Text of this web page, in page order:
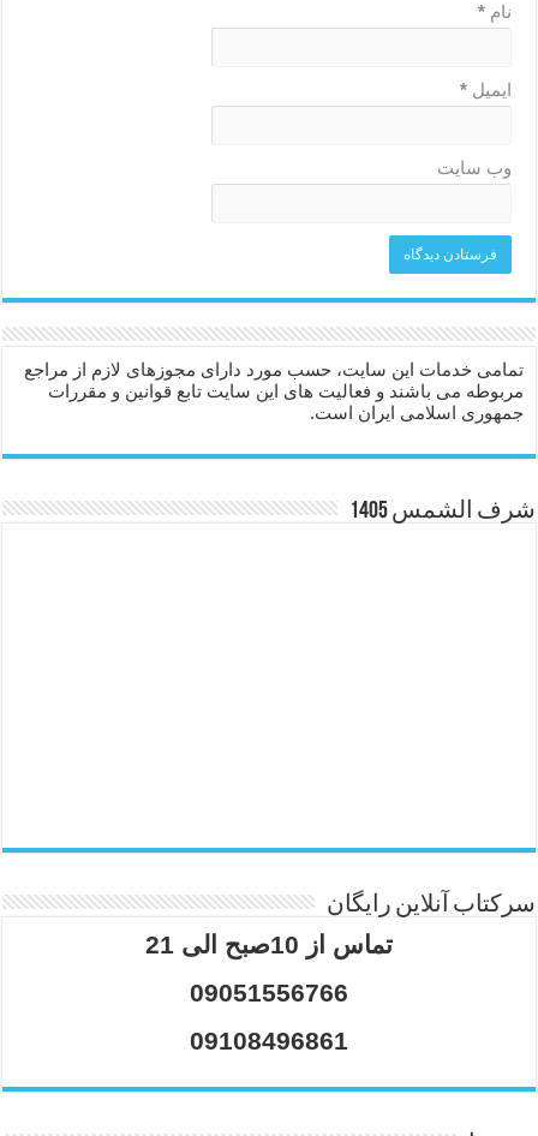
نام*
ایمیل*
وب‌ سایت
تمامی خدمات این سایت، حسب مورد دارای مجوزهای لازم از مراجع
مربوطه می باشند و فعالیت های این سایت تابع قوانین و مقررات
جمهوری اسلامی ایران است.
شرف الشمس 1405
سرکتاب آنلاین رایگان
تماس از 10صبح الی 21
09051556766
09108496861